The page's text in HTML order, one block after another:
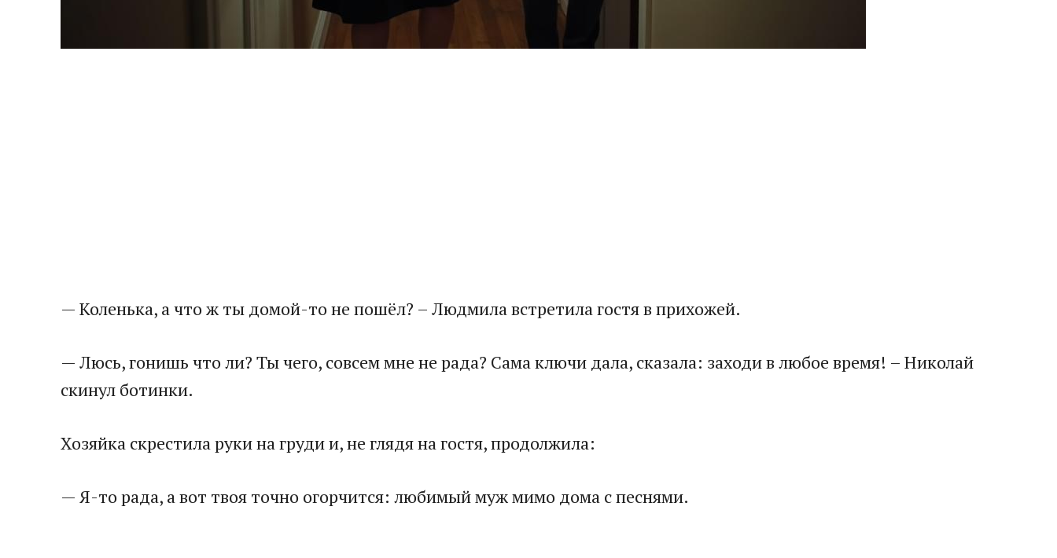
— Коленька, а что ж ты домой-то не пошёл? – Людмила встретила гостя в прихожей.​
​— Люсь, гонишь что ли? Ты чего, совсем мне не рада? Сама ключи дала, сказала: заходи в любое время! – Николай
скинул ботинки.​
​Хозяйка скрестила руки на груди и, не глядя на гостя, продолжила:​
​— Я-то рада, а вот твоя точно огорчится: любимый муж мимо дома с песнями.​